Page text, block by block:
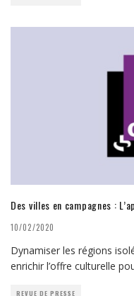
Des villes en campagnes :
10/02/2020
Dynamiser les régions
enrichir l’offre culturelle
REVUE DE PRESSE